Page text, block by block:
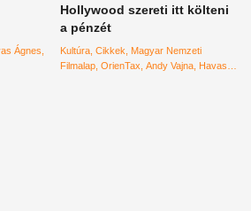
Ágnes
Hollywood szereti itt költeni
a pénzét
Kultúra Cikkek
Magyar Nemzeti
Filmalap OrienTax Andy Vajna Havas